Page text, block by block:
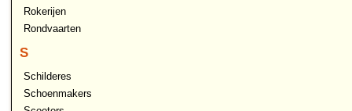
Rokerijen
Rondvaarten
S
Schilderes
Schoenmakers